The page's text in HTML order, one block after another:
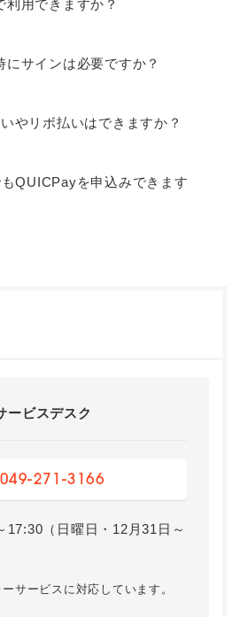
用できますか？
サインは必要ですか？
やリボ払いはできますか？
QUICPayを申込みできます
ービスデスク
049-271-3166
17:30（日曜日・12月31日～
サービスに対応しています。